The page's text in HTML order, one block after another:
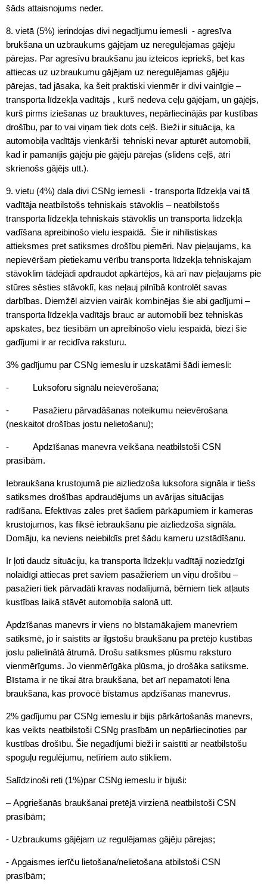
šāds attaisnojums neder.
8. vietā (5%) ierindojas divi negadījumu iemesli - agresīva
brukšana un uzbraukums gājējam uz neregulējamas gājēju
pārejas. Par agresīvu braukšanu jau izteicos iepriekš, bet kas
attiecas uz uzbraukumu gājējam uz neregulējamas gājēju
pārejas, tad jāsaka, ka šeit praktiski vienmēr ir divi vainīgie –
transporta līdzekļa vadītājs , kurš nedeva ceļu gājējam, un gājējs,
kurš pirms iziešanas uz brauktuves, nepārliecinājās par kustības
drošību, par to vai viņam tiek dots ceļš. Bieži ir situācija, ka
automobiļa vadītājs vienkārši tehniski nevar apturēt automobili,
kad ir pamanījis gājēju pie gājēju pārejas (slidens ceļš, ātri
skrienošs gājējs utt.).
9. vietu (4%) dala divi CSNg iemesli - transporta līdzekļa vai tā
vadītāja neatbilstošs tehniskais stāvoklis – neatbilstošs
transporta līdzekļa tehniskais stāvoklis un transporta līdzekļa
vadīšana apreibinošo vielu iespaidā. Šie ir nihilistiskas
attieksmes pret satiksmes drošību piemēri. Nav pieļaujams, ka
nepievēršam pietiekamu vērību transporta līdzekļa tehniskajam
stāvoklim tādējādi apdraudot apkārtējos, kā arī nav pieļaujams pie
stūres sēsties stāvoklī, kas neļauj pilnībā kontrolēt savas
darbības. Diemžēl aizvien vairāk kombinējas šie abi gadījumi –
transporta līdzekļa vadītājs brauc ar automobili bez tehniskās
apskates, bez tiesībām un apreibinošo vielu iespaidā, biezi šie
gadījumi ir ar recidīva raksturu.
3% gadījumu par CSNg iemeslu ir uzskatāmi šādi iemesli:
- Luksoforu signālu neievērošana;
- Pasažieru pārvadāšanas noteikumu neievērošana
(neskaitot drošības jostu nelietošanu);
- Apdzīšanas manevra veikšana neatbilstoši CSN
prasībām.
Iebraukšana krustojumā pie aizliedzoša luksofora signāla ir tiešs
satiksmes drošības apdraudējums un avārijas situācijas
radīšana. Efektīvas zāles pret šādiem pārkāpumiem ir kameras
krustojumos, kas fiksē iebraukšanu pie aizliedzoša signāla.
Domāju, ka neviens neiebildīs pret šādu kameru uzstādīšanu.
Ir ļoti daudz situāciju, ka transporta līdzekļu vadītāji noziedzīgi
nolaidīgi attiecas pret saviem pasažieriem un viņu drošību –
pasažieri tiek pārvadāti kravas nodalījumā, bērniem tiek atļauts
kustības laikā stāvēt automobiļa salonā utt.
Apdzīšanas manevrs ir viens no bīstamākajiem manevriem
satiksmē, jo ir saistīts ar ilgstošu braukšanu pa pretējo kustības
joslu palielinātā ātrumā. Drošu satiksmes plūsmu raksturo
vienmērīgums. Jo vienmērīgāka plūsma, jo drošāka satiksme.
Bīstama ir ne tikai ātra braukšana, bet arī nepamatoti lēna
braukšana, kas provocē bīstamus apdzīšanas manevrus.
2% gadījumu par CSNg iemeslu ir bijis pārkārtošanās manevrs,
kas veikts neatbilstoši CSNg prasībām un nepārliecinoties par
kustības drošību. Šie negadījumi bieži ir saistīti ar neatbilstošu
spoguļu regulējumu, netīriem auto stikliem.
Salīdzinoši reti (1%)par CSNg iemeslu ir bijuši:
– Apgriešanās braukšanai pretējā virzienā neatbilstoši CSN
prasībām;
- Uzbraukums gājējam uz regulējamas gājēju pārejas;
- Apgaismes ierīču lietošana/nelietošana atbilstoši CSN
prasībām;